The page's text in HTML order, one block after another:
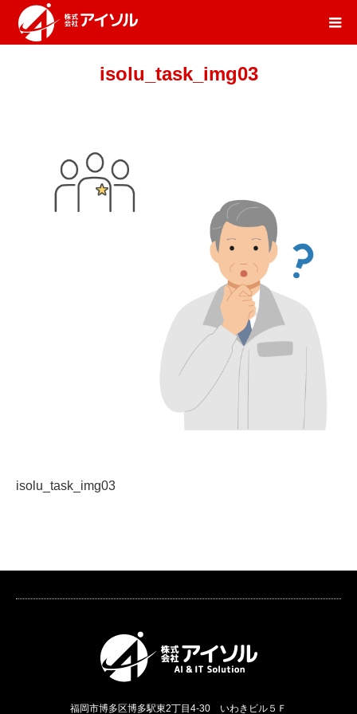
isolu_task_img03
isolu_task_img03
福岡市博多区博多駅東2丁目4-30 いわきビル５Ｆ